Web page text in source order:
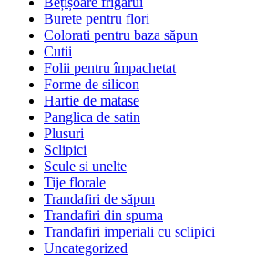
Burete pentru flori
Colorati pentru baza săpun
Cutii
Folii pentru împachetat
Forme de silicon
Hartie de matase
Panglica de satin
Plusuri
Sclipici
Scule si unelte
Tije florale
Trandafiri de săpun
Trandafiri din spuma
Trandafiri imperiali cu sclipici
Uncategorized